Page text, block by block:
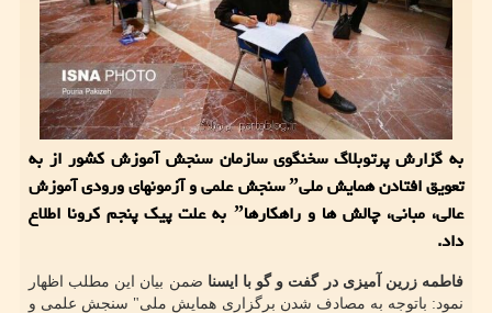
به گزارش پرتوبلاگ سخنگوی سازمان سنجش آموزش کشور از به
تعویق افتادن همایش ملیˮ سنجش علمی و آزمونهای ورودی آموزش
عالی، مبانی، چالش ها و راهکارهاˮ به علت پیک پنجم کرونا اطلاع
داد.
فاطمه زرین آمیزی در گفت و گو با ایسنا ضمن بیان این مطلب اظهار
نمود: باتوجه به مصادف شدن برگزاری همایش ملی" سنجش علمی و